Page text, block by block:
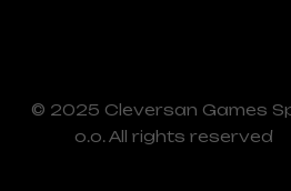
© 2025 Cleversan Games
o.o. All rights reserved